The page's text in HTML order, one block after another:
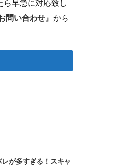
ら早急に対応致し
問い合わせ 』から
が多すぎる！スキャ